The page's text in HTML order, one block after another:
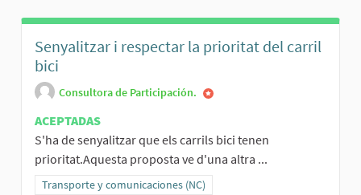
Senyalitzar i respectar la prioritat del carril
bici
Consultora de Participación.
ACEPTADAS
S'ha de senyalitzar que els carrils bici tenen
prioritat.Aquesta proposta ve d'una altra ...
Resultados al filtrar por la categoría: Transporte y comunicaciones
Transporte y comunicaciones (NC)